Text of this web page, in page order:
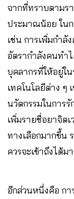
จากที่ทราบตามร
ประมาณน้อย ในก
เช่น การเพิ่มกำลั
อัตรากำลังคนทำ
บุคลากรที่ให้อยู่ใ
เทคโนโลยีต่าง ๆ
นวัตกรรมในการ
เพิ่มรายชื่อยาจิต
ทางเลือกมากขึ้น
ควรจะเข้าถึงได้
อีกส่วนหนึ่งคือ ก